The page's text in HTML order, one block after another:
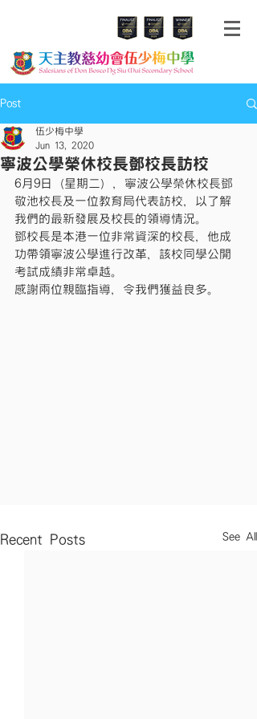
Post
寧波公學榮休校長鄧校長訪校
伍少梅中學
Jun 13, 2020
6月9日（星期二），寧波公學榮休校長鄧
敬池校長及一位教育局代表訪校，以了解
我們的最新發展及校長的領導情況。
鄧校長是本港一位非常資深的校長，他成
功帶領寧波公學進行改革，該校同學公開
考試成績非常卓越。
感謝兩位親臨指導，令我們獲益良多。
Recent Posts See All